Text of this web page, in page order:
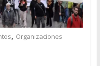
, Organizaciones